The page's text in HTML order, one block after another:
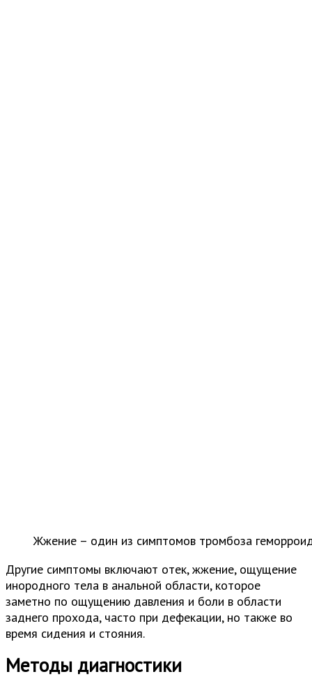
Жжение – один из симптомов тромбоза
Другие симптомы включают отек, жжение, ощущение
инородного тела в анальной области, которое
заметно по ощущению давления и боли в области
заднего прохода, часто при дефекации, но также во
время сидения и стояния.
Методы диагностики